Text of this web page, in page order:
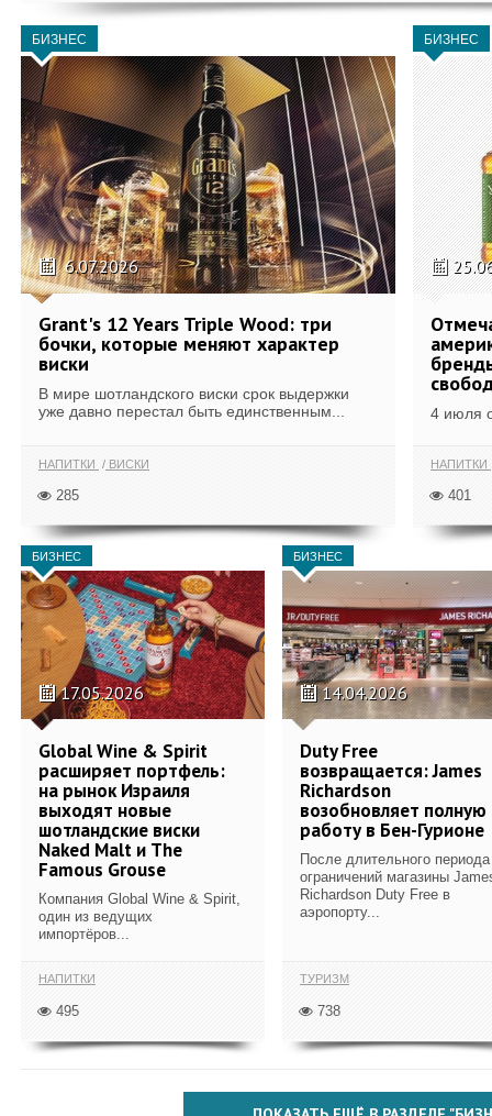
БИЗНЕС
6.07.2026
Grant's 12 Years Triple Wood: три
бочки, которые меняют характер
виски
В мире шотландского виски срок выдержки
уже давно перестал быть единственным...
НАПИТКИ ВИСКИ
285
БИЗНЕС
4 июля
НАПИТКИ
401
БИЗНЕС
17.05.2026
Global Wine & Spirit
расширяет портфель:
на рынок Израиля
выходят новые
шотландские виски
Naked Malt и The
Famous Grouse
Компания Global Wine & Spirit,
один из ведущих
импортёров...
НАПИТКИ
495
БИЗНЕС
14.04.2026
Duty Free
возвращается: James
Richardson
возобновляет полную
работу в Бен-Гурионе
После длительного периода
ограничений магазины
Richardson Duty Free в
аэропорту...
ТУРИЗМ
738